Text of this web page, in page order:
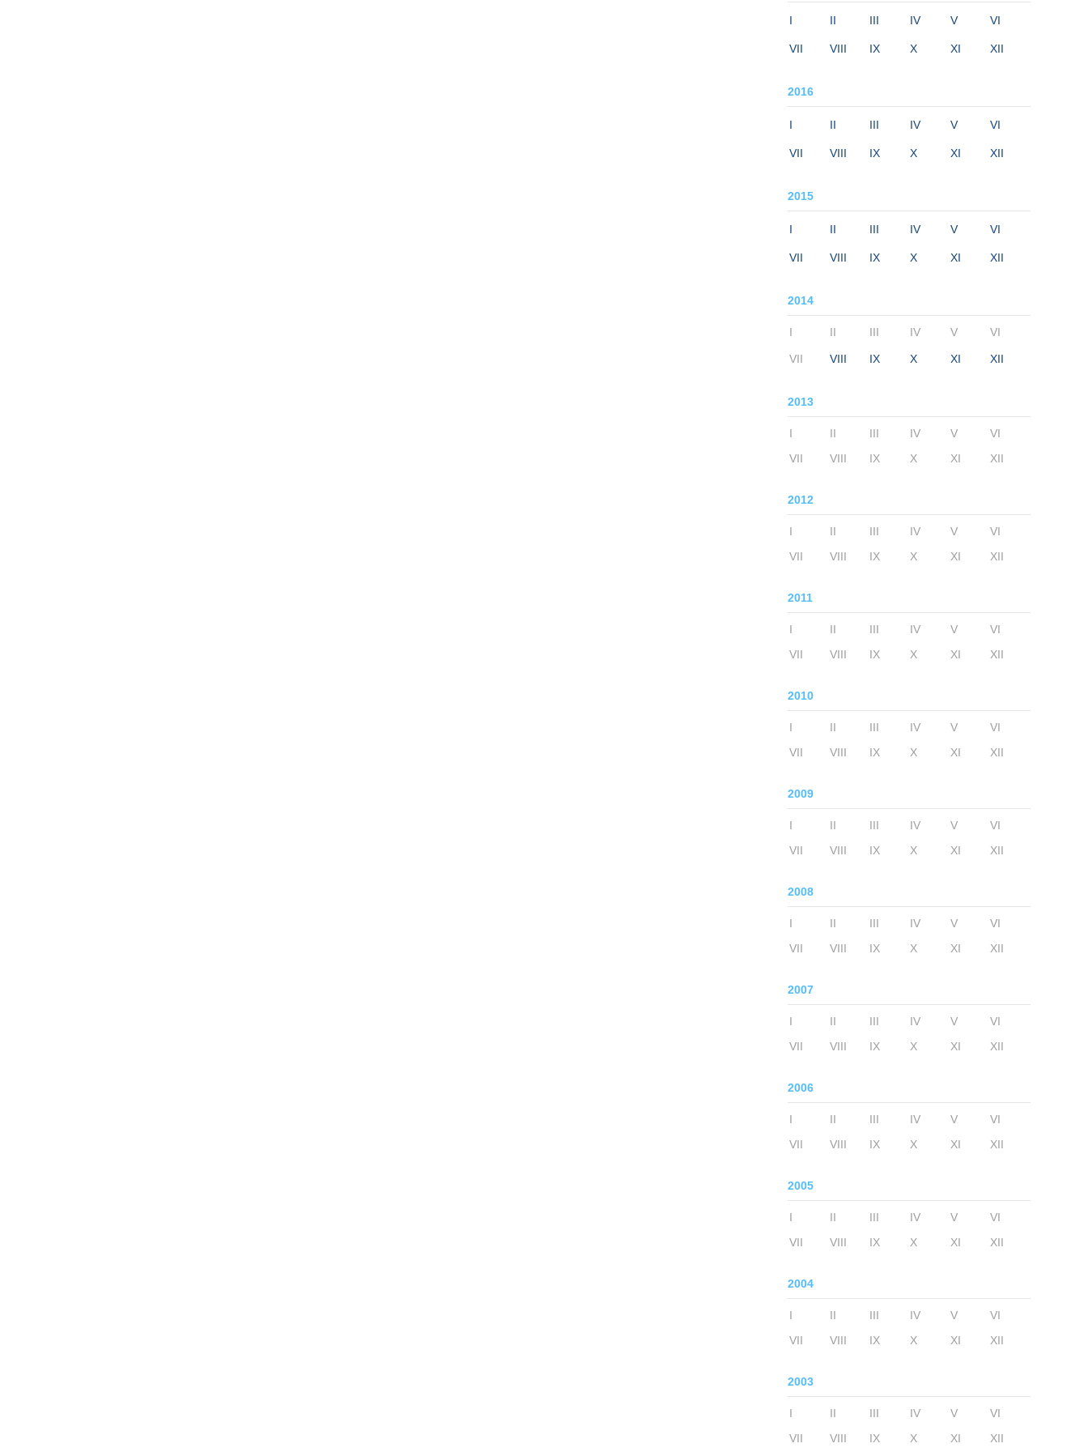
I II III IV V VI
VII VIII IX X XI XII
2016
I II III IV V VI
VII VIII IX X XI XII
2015
I II III IV V VI
VII VIII IX X XI XII
2014
I II III IV V VI
VII VIII IX X XI XII
2013
I II III IV V
VI
VII
VIII IX X XI XII
2012
I II III IV V
VI
VII
VIII IX X XI XII
2011
I II III IV V
VI
VII
VIII IX X XI XII
2010
I II III IV V
VI
VII
VIII IX X XI XII
2009
I II III IV V
VI
VII
VIII IX X XI XII
2008
I II III IV V
VI
VII
VIII IX X XI XII
2007
I II III IV V
VI
VII
VIII IX X XI XII
2006
I II III IV V
VI
VII
VIII IX X XI XII
2005
I II III IV V
VI
VII
VIII IX X XI XII
2004
I II III IV V
VI
VII
VIII IX X XI XII
2003
I II III IV V
VI
VII
VIII IX X XI XII